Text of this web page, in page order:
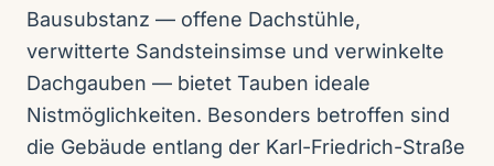
Bausubstanz — offene Dachstühle,
verwitterte Sandsteinsimse und verwinkelte
Dachgauben — bietet Tauben ideale
Nistmöglichkeiten. Besonders betroffen sind
die Gebäude entlang der Karl-Friedrich-Straße